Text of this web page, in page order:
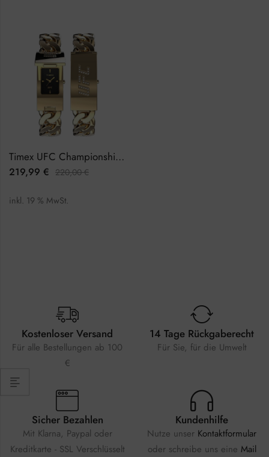
Timex UFC Championship TW2V55500 Damenuhr
219,99 € 220,00€
inkl. 19 % MwSt.
Kostenloser Versand
Für alle Bestellungen ab 100
€
14 Tage Rückgaberecht
Für Sie, für die Umwelt
Sicher Bezahlen
Mit Klarna, Paypal oder
Kreditkarte - SSL Verschlüsselt
Kundenhilfe
Nutze unser Kontaktformular
oder schreibe uns eine Mail